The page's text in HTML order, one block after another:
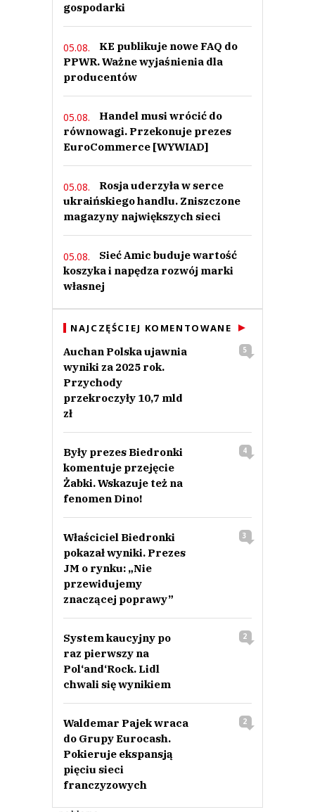
gospodarki
05.08.
KE publikuje nowe FAQ do
PPWR. Ważne wyjaśnienia dla
producentów
05.08.
Handel musi wrócić do
równowagi. Przekonuje prezes
EuroCommerce [WYWIAD]
05.08.
Rosja uderzyła w serce
ukraińskiego handlu. Zniszczone
magazyny największych sieci
05.08.
Sieć Amic buduje wartość
koszyka i napędza rozwój marki
własnej
NAJCZĘŚCIEJ KOMENTOWANE
Auchan Polska ujawnia
wyniki za 2025 rok.
Przychody
przekroczyły 10,7 mld
zł
5
Były prezes Biedronki
komentuje przejęcie
Żabki. Wskazuje też na
fenomen Dino!
4
Właściciel Biedronki
pokazał wyniki. Prezes
JM o rynku: „Nie
przewidujemy
znaczącej poprawy”
3
System kaucyjny po
raz pierwszy na
Pol‘and‘Rock. Lidl
chwali się wynikiem
2
Waldemar Pajek wraca
do Grupy Eurocash.
Pokieruje ekspansją
pięciu sieci
franczyzowych
2